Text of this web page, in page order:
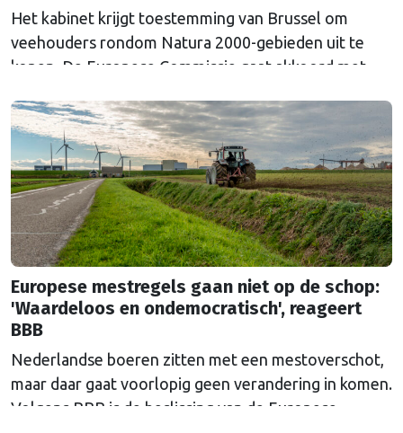
Het kabinet krijgt toestemming van Brussel om
veehouders rondom Natura 2000-gebieden uit te
kopen. De Europese Commissie gaat akkoord met
Europese mestregels gaan niet op de schop:
'Waardeloos en ondemocratisch', reageert
BBB
Nederlandse boeren zitten met een mestoverschot,
maar daar gaat voorlopig geen verandering in komen.
Volgens BBB is de beslissing van de Europese